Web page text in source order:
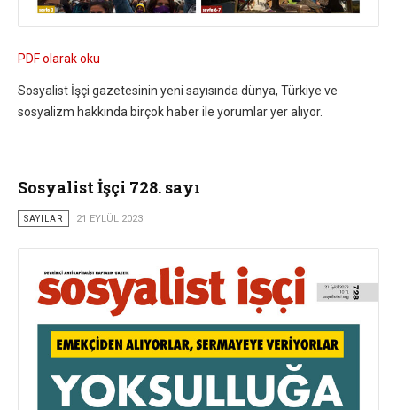
PDF olarak oku
Sosyalist İşçi gazetesinin yeni sayısında dünya, Türkiye ve
sosyalizm hakkında birçok haber ile yorumlar yer alıyor.
Sosyalist İşçi 728. sayı
SAYILAR 21 EYLÜL 2023